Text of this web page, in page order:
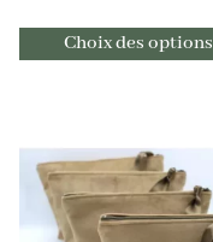
Choix des options